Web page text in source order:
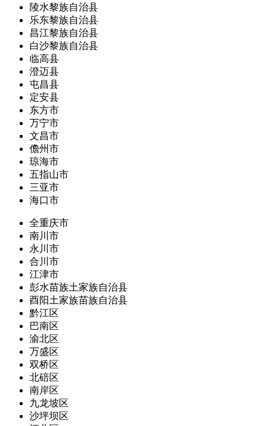
陵水黎族自治县
乐东黎族自治县
昌江黎族自治县
白沙黎族自治县
临高县
澄迈县
屯昌县
定安县
东方市
万宁市
文昌市
儋州市
琼海市
五指山市
三亚市
海口市
全重庆市
南川市
永川市
合川市
江津市
彭水苗族土家族自治县
酉阳土家族苗族自治县
黔江区
巴南区
渝北区
万盛区
双桥区
北碚区
南岸区
九龙坡区
沙坪坝区